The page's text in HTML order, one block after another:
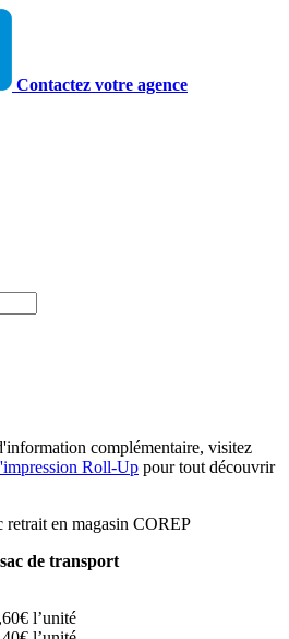
Contactez votre agence
complémentaire, visitez
Roll-Up pour tout découvrir
en magasin COREP
de transport
l’unité